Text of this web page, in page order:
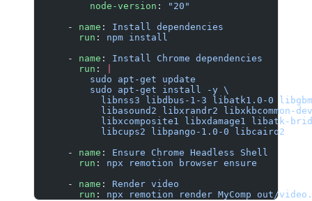
          node-version
:
"20"
      -
name : Install dependencies
        run
: npm install
      -
name : Install Chrome dependencies
        run
:
          sudo apt-get update
          sudo apt-get install -y \
libnss3 libdbus-1-3 libatk1.0-0
libasound2 libxrandr2 libxkbcommon-
libxcomposite1 libxdamage1 libatk-
            libcups2 libpango-1.0-0 libcairo2
      -
name : Ensure Chrome Headless Shell
        run
: npx remotion browser ensure
      -
name : Render video
        run
: npx remotion render MyComp out/